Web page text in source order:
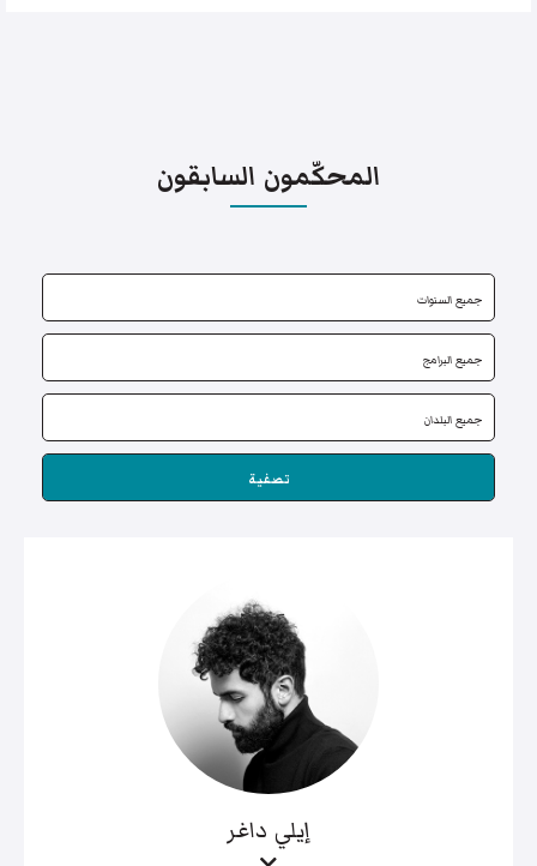
المحكّمون السابقون
تصفية
إيلي داغر